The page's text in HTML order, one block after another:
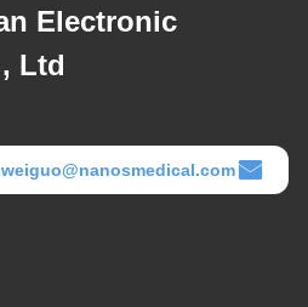
Electronic
Ltd